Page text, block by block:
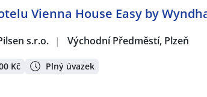
Vienna House Easy by
s.r.o. | Východní Předměstí, Plzeň
Kč Plný úvazek